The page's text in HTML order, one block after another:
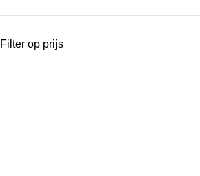
Filter op prijs